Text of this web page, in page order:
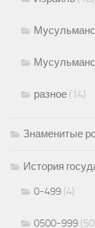
разное (14)
Знаменитые
История
0-499 (4)
0500-999